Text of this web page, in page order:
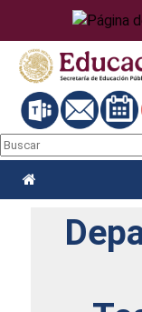
sitio
web
incluye
sistema
accesibilidad.